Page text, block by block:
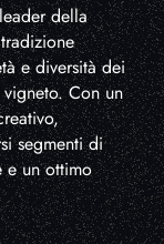
della
e diversità dei
Con un
segmenti di
e un ottimo